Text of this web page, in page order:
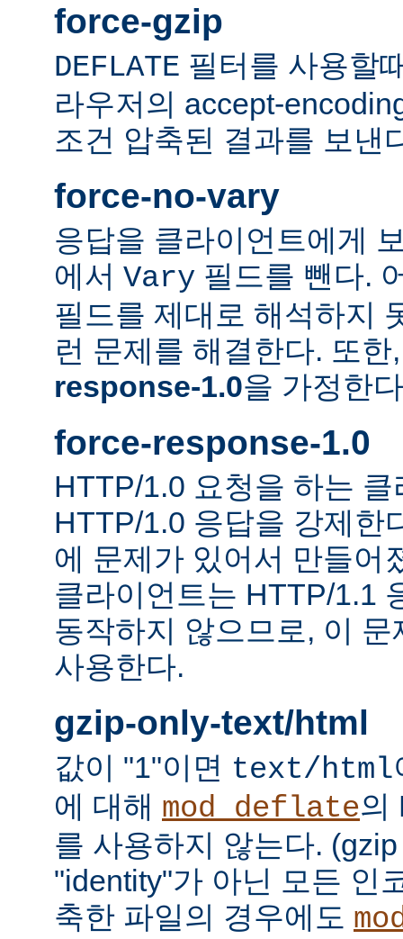
force-gzip
DEFLATE 필터를 사용할
라우저의 accept-
조건 압축된 결과를 보낸
force-no-vary
응답을 클라이언트에게
에서 Vary 필드를 뺀다.
필드를 제대로 해석하지
런 문제를 해결한다. 또
response-1.0을 가정한
force-response-1.0
HTTP/1.0 요청을 하는
HTTP/1.0 응답을 강제한
에 문제가 있어서 만들어
클라이언트는 HTTP/1.1
동작하지 않으므로, 이
사용한다.
gzip-only-text/html
값이 "1"이면 text/html
에 대해 mod_deflate의
를 사용하지 않는다.
"identity"가 아닌 모든 인
축한 파일의 경우에도